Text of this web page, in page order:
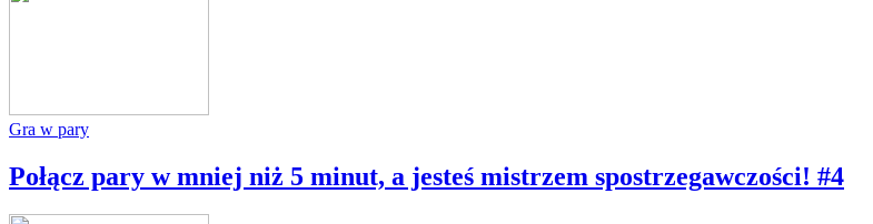
Gra w pary
Połącz pary w mniej niż 5 minut, a jesteś mistrzem spostrzegawczości! #4